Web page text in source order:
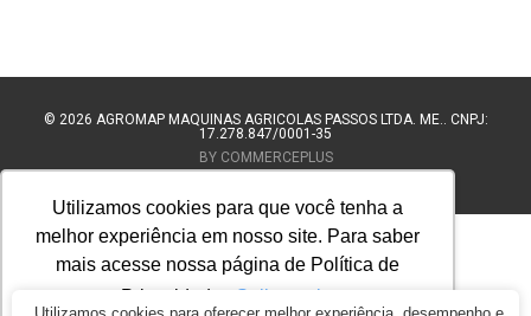
Utilizamos cookies para que você tenha a
melhor experiência em nosso site. Para saber
mais acesse nossa página de Política de
Privacidade.
Saiba mais
© 2026 AGROMAP MAQUINAS AGRÍCOLAS PASSOS LTDA. ME.. CNPJ:
17.278.847/0001-35
BY COMMERCEPLUS